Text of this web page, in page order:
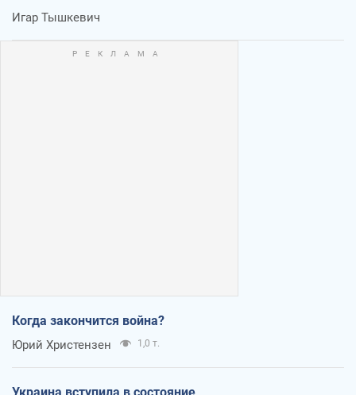
Игар Тышкевич
Когда закончится война?
Юрий Христензен 1,0 т.
Украина вступила в состояние